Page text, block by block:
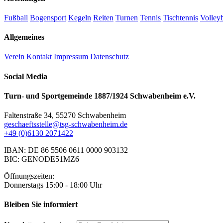
Fußball Bogensport Kegeln Reiten Turnen Tennis Tischtennis
Allgemeines
Verein Kontakt Impressum Datenschutz
Social Media
Turn- und Sportgemeinde 1887/1924 Schwabenheim e.V.
Faltenstraße 34, 55270 Schwabenheim
geschaeftsstelle@tsg-schwabenheim.de
+49 (0)6130 2071422
IBAN: DE 86 5506 0611 0000 903132
BIC: GENODE51MZ6
Öffnungszeiten:
Donnerstags 15:00 - 18:00 Uhr
Bleiben Sie informiert